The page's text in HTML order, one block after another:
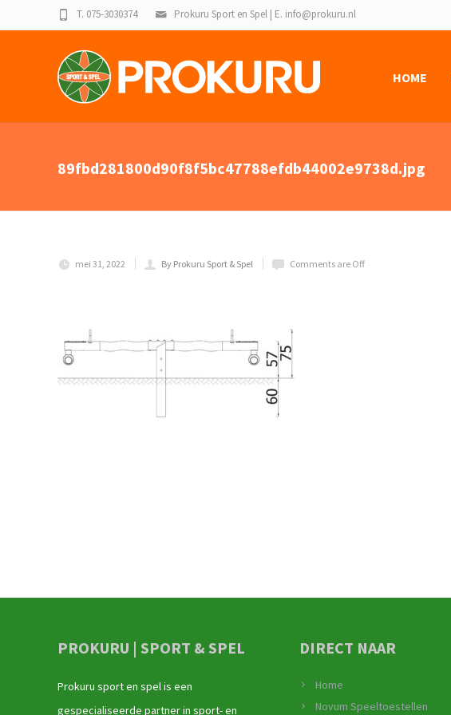
Prokuru Sport en Spel | E. info@prokuru.nl
T. 075-3030374
HOME
89fbd281800d90f8f5bc47788efdb44002e9738d.jpg
mei 31, 2022 By Prokuru Sport & Spel Comments are Off
PROKURU | SPORT & SPEL
Prokuru sport en spel is een
gespecialiseerde partner in sport- en
DIRECT NAAR
Home
Novum Speeltoestellen